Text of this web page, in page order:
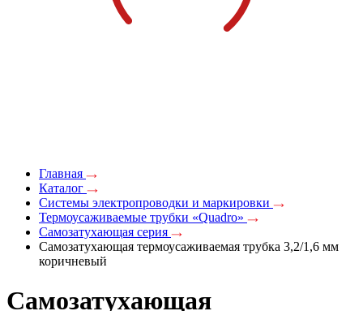
Главная
Каталог
Системы электропроводки и маркировки
Термоусаживаемые трубки «Quadro»
Самозатухающая серия
Самозатухающая термоусаживаемая трубка 3,2/1,6 мм
коричневый
Самозатухающая